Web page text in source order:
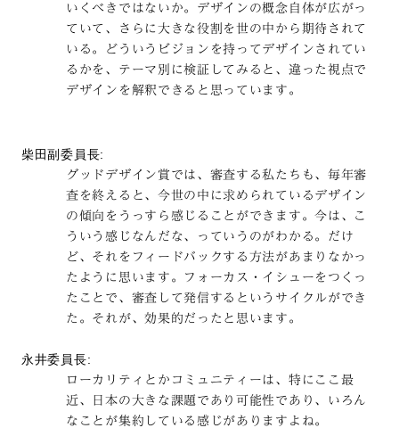
いくべきではないか。デザインの概念自体が広がっ
ていて、さらに大きな役割を世の中から期待されて
いる。どういうビジョンを持ってデザインされてい
るかを、テーマ別に検証してみると、違った視点で
デザインを解釈できると思っています。
柴田副委員長:
グッドデザイン賞では、審査する私たちも、毎年審
査を終えると、今世の中に求められているデザイン
の傾向をうっすら感じることができます。今は、こ
ういう感じなんだな、っていうのがわかる。だけ
ど、それをフィードバックする方法があまりなかっ
たように思います。フォーカス・イシューをつくっ
たことで、審査して発信するというサイクルができ
た。それが、効果的だったと思います。
永井委員長:
ローカリティとかコミュニティーは、特にここ最
近、日本の大きな課題であり可能性であり、いろん
なことが集約している感じがありますよね。